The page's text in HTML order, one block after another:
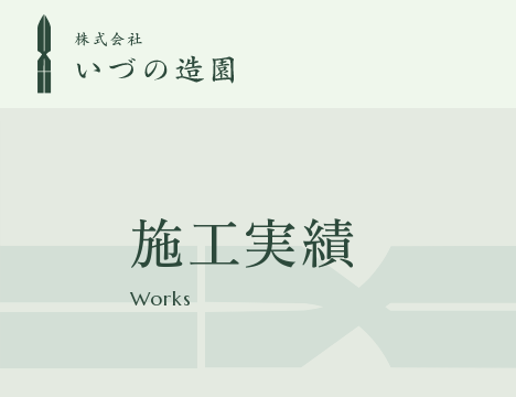
施工実績
Works